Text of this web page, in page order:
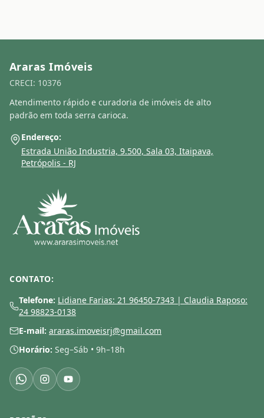
Araras Imóveis
CRECI: 10376
Atendimento rápido e curadoria de imóveis de alto
padrão em toda serra carioca.
Endereço:
Estrada União Industria, 9.500, Sala 03, Itaipava,
Petrópolis - RJ
CONTATO:
Telefone: Lidiane Farias: 21 96450-7343 | Claudia Raposo:
24 98823-0138
E-mail: araras.imoveisrj@gmail.com
Horário: Seg–Sáb • 9h–18h